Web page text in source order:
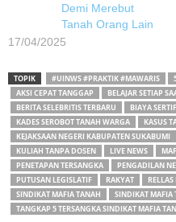
Demi Merebut
Tanah Orang Lain
17/04/2025
TOPIK #UINWS #PRAKTIK #MAWARIS
AKSI CEPAT TANGGAP
BELAJAR SETIAP
BERITA SELEBRITIS TERBARU
BIAYA
KADES SEROBOT TANAH WARGA
KASUS
KEJAKSAAN NEGERI KABUPATEN SUKABUMI
KULIAH TANPA DOSEN
LIVE NEWS
PENETAPAN TERSANGKA
PENGADILAN
PUTUSAN LEGISLATIF
RAKYAT
SINDIKAT MAFIA TANAH
SINDIKAT MAFIA
TANGKAP 5 TERSANGKA SINDIKAT MAFIA